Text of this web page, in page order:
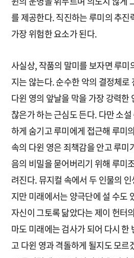
를 제공한다. 직진하는 루미의 추진
가장 위험한 요소가 된다.
사실상, 작품의 말미를 보자면 루미
지는 않는다. 순수한 악의 결정체로
다윈 영의 앞날을 막을 가장 강력한
찮은가 하는 근심도 든다. 다만 소
하게 숨기고 루미에게 접근해 루미
속의 다윈 영은 죄책감을 안고 루미
음의 비밀을 묻어버리기 위해 루미
려진다. 뮤지컬 속에서 두 인물의
지만 미래에서는 양극단에 설 수도
자신이 그토록 닮았다는 제이 헌터
마도 미래에는 검사가 되어 다시 한
고 다윈 영과 격돌하게 될지도 모르